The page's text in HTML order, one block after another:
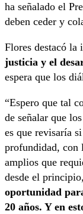
ha señalado el
deben ceder y
Flores destacó la
justicia y el
espera que los
“Espero que tal
de señalar que
es que revisaría
profundidad, con
amplios que
desde el
oportunidad
20 años. Y en